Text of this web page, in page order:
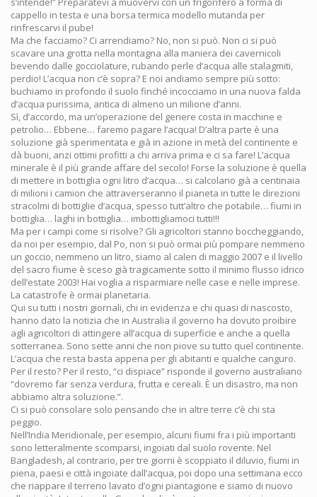
cappello in testa e una borsa termica modello mutanda per
rinfrescarvi il pube!
Ma che facciamo? Ci arrendiamo? No, non si può. Non ci si può
scavare una grotta nella montagna alla maniera dei cavernicoli
bevendo dalle gocciolature, rubando perle d’acqua alle stalagmiti,
perdio! L’acqua non c’è sopra? E noi andiamo sempre più sotto:
buchiamo in profondo il suolo finché incocciamo in una nuova falda
d’acqua purissima, antica di almeno un milione d’anni.
Sì, d’accordo, ma un’operazione del genere costa in macchine e
petrolio… Ebbene… faremo pagare l’acqua! D’altra parte è una
soluzione già sperimentata e già in azione in metà del continente e
dà buoni, anzi ottimi profitti a chi arriva prima e ci sa fare! L’acqua
minerale è il più grande affare del secolo! Forse la soluzione è quella
di mettere in bottiglia ogni litro d’acqua… si calcolano già a centinaia
di milioni i camion che attraverseranno il pianeta in tutte le direzioni
stracolmi di bottiglie d’acqua, spesso tutt’altro che potabile… fiumi in
bottiglia… laghi in bottiglia… imbottigliamoci tutti!!!
Ma per i campi come si risolve? Gli agricoltori stanno boccheggiando,
da noi per esempio, dal Po, non si può ormai più pompare nemmeno
un goccio, nemmeno un litro, siamo al calen di maggio 2007 e il livello
del sacro fiume è sceso già tragicamente sotto il minimo flusso idrico
dell’estate 2003! Hai voglia a risparmiare nelle case e nelle imprese.
La catastrofe è ormai planetaria.
Qui su tutti i nostri giornali, chi in evidenza e chi quasi di nascosto,
hanno dato la notizia che in Australia il governo ha dovuto proibire
agli agricoltori di attingere all’acqua di superficie e anche a quella
sotterranea. Sono sette anni che non piove su tutto quel continente.
L’acqua che resta basta appena per gli abitanti e qualche canguro.
Per il resto? Per il resto, “ci dispiace” risponde il governo australiano
“dovremo far senza verdura, frutta e cereali. È un disastro, ma non
abbiamo altra soluzione.”.
Ci si può consolare solo pensando che in altre terre c’è chi sta
peggio.
Nell’India Meridionale, per esempio, alcuni fiumi fra i più importanti
sono letteralmente scomparsi, ingoiati dal suolo rovente. Nel
Bangladesh, al contrario, per tre giorni è scoppiato il diluvio, fiumi in
piena, paesi e città ingoiate dall’acqua, poi dopo una settimana ecco
che riappare il terreno lavato d’ogni piantagione e siamo di nuovo